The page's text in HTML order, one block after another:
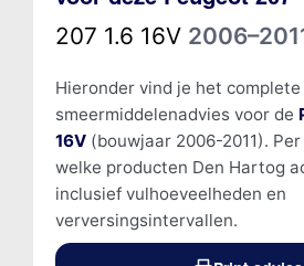
207 1.6 16V
Hieronder vind je het complete
smeermiddelenadvies voor de
16V(bouwjaar 2006-2011).
welke producten Den Hartog
inclusief vulhoeveelheden en
verversingsintervallen.